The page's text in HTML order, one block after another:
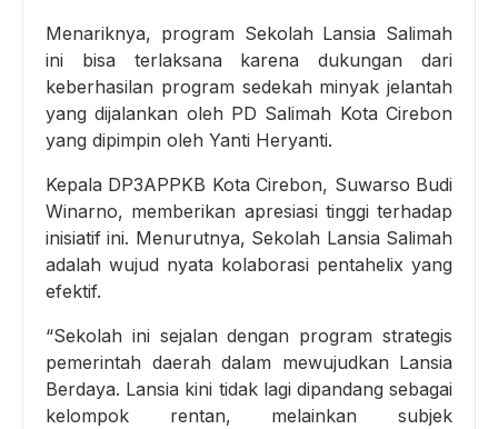
Menariknya, program Sekolah Lansia Salimah
ini bisa terlaksana karena dukungan dari
keberhasilan program sedekah minyak jelantah
yang dijalankan oleh PD Salimah Kota Cirebon
yang dipimpin oleh Yanti Heryanti.
Kepala DP3APPKB Kota Cirebon, Suwarso Budi
Winarno, memberikan apresiasi tinggi terhadap
inisiatif ini. Menurutnya, Sekolah Lansia Salimah
adalah wujud nyata kolaborasi pentahelix yang
efektif.
“Sekolah ini sejalan dengan program strategis
pemerintah daerah dalam mewujudkan Lansia
Berdaya. Lansia kini tidak lagi dipandang sebagai
kelompok rentan, melainkan subjek